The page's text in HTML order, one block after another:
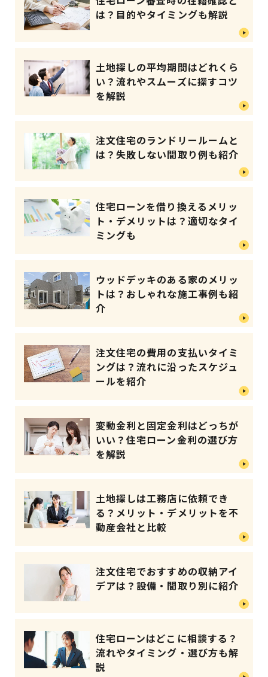
は？目的やタイミングも解説
土地探しの平均期間はどれくら
い？流れやスムーズに探すコツ
を解説
注文住宅のランドリールームと
は？失敗しない間取り例も紹介
住宅ローンを借り換えるメリッ
ト・デメリットは？適切なタイ
ミングも
ウッドデッキのある家のメリッ
トは？おしゃれな施工事例も紹
介
注文住宅の費用の支払いタイミ
ングは？流れに沿ったスケジュ
ールを紹介
変動金利と固定金利はどっちが
いい？住宅ローン金利の選び方
を解説
土地探しは工務店に依頼でき
る？メリット・デメリットを不
動産会社と比較
注文住宅でおすすめの収納アイ
デアは？設備・間取り別に紹介
住宅ローンはどこに相談する？
流れやタイミング・選び方も解
説